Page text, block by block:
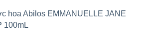
hoa Abilos EMMANUELLE JANE
100mL